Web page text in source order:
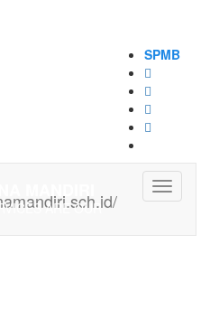
SPMB
Toggle
ARE OUR